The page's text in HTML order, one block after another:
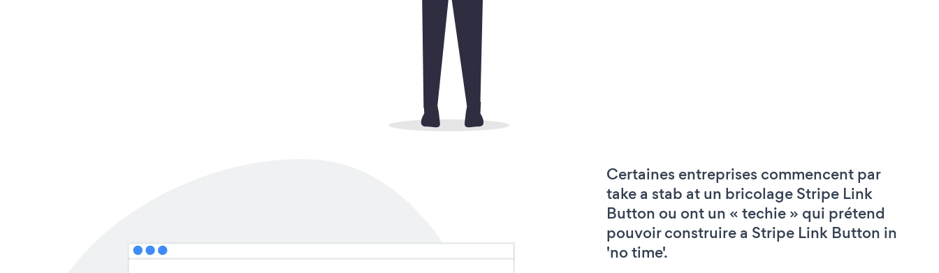
Certaines entreprises commencent par
take a stab at un bricolage Stripe Link
Button ou ont un « techie » qui prétend
pouvoir construire a Stripe Link Button in
'no time'.